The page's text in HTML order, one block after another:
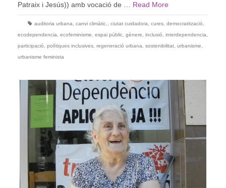
Patraix i Jesús)) amb vocació de … Read More
auditoria urbana canvi climàtic. ciutat cuidadora cures democratització
ecodependencia
ecofeminisme espai públic gènere inclusió interdependencia
participació
polítiques inclusives regeneració urbana sostenibilitat urbanisme
urbanisme feminista